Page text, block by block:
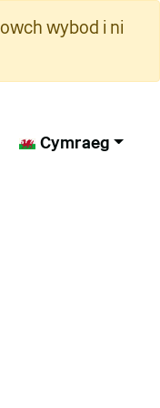
wybod i ni
Cymraeg